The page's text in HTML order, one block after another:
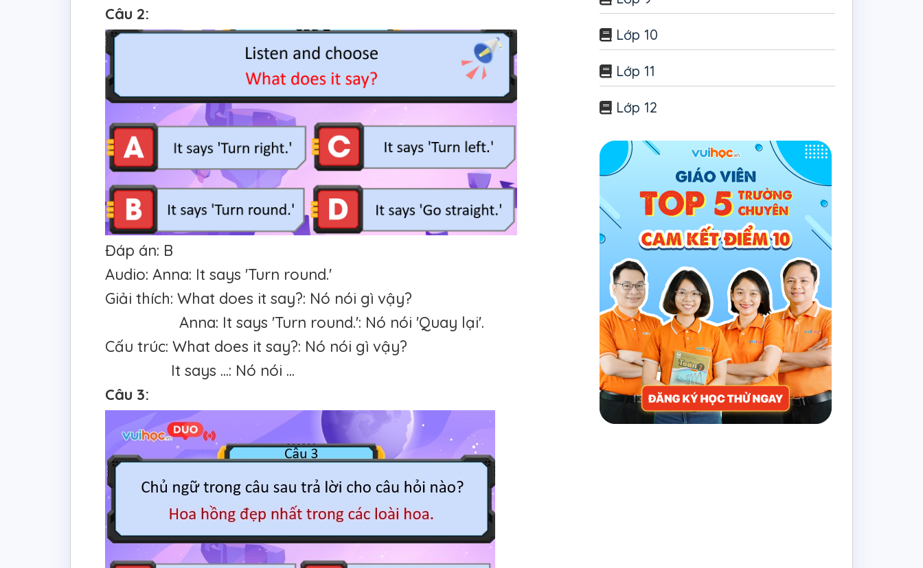
Câu 2:
Đáp án: B
Audio: Anna: It says 'Turn round.'
Giải thích: What does it say?: Nó nói gì vậy?
Anna: It says 'Turn round.': Nó nói 'Quay lại'.
Cấu trúc: What does it say?: Nó nói gì vậy?
It says ...: Nó nói ...
Câu 3:
Lớp 10
Lớp 11
Lớp 12